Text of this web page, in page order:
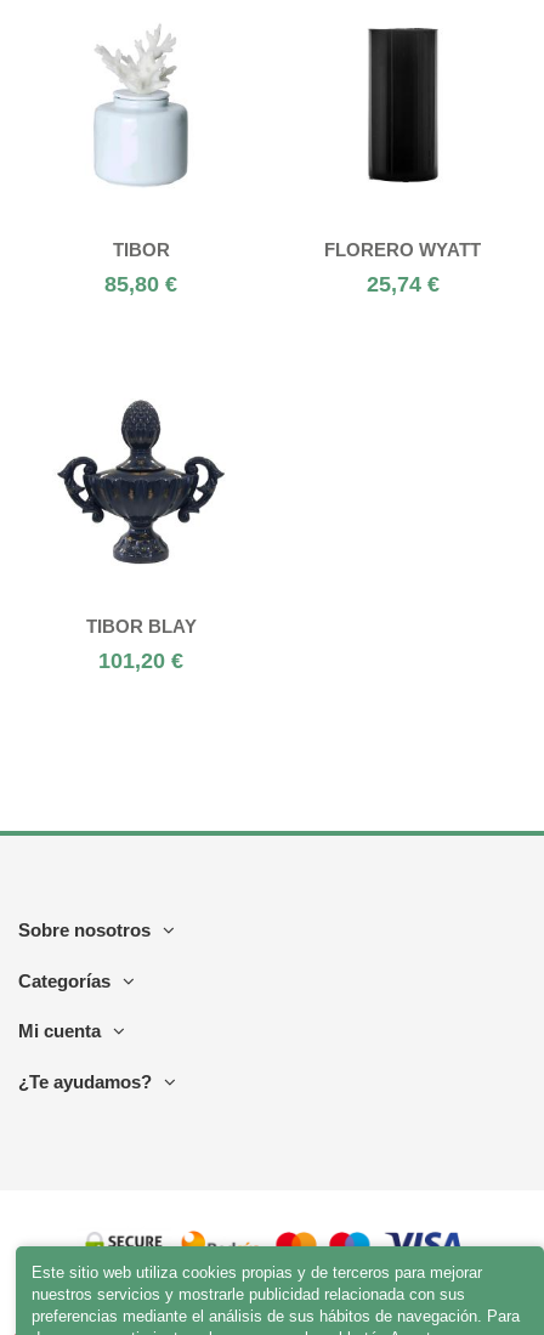
TIBOR
85,80 €
FLORERO WYATT
25,74 €
TIBOR BLAY
101,20 €
Sobre nosotros
Categorías
Mi cuenta
¿Te ayudamos?
Este sitio web utiliza cookies propias y de terceros para mejorar
nuestros servicios y mostrarle publicidad relacionada con sus
preferencias mediante el análisis de sus hábitos de navegación. Para